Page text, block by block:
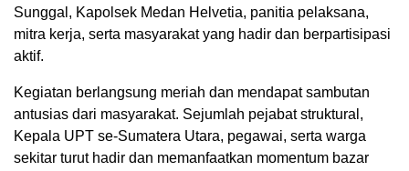
Sunggal, Kapolsek Medan Helvetia, panitia pelaksana,
mitra kerja, serta masyarakat yang hadir dan berpartisipasi
aktif.
Kegiatan berlangsung meriah dan mendapat sambutan
antusias dari masyarakat. Sejumlah pejabat struktural,
Kepala UPT se-Sumatera Utara, pegawai, serta warga
sekitar turut hadir dan memanfaatkan momentum bazar